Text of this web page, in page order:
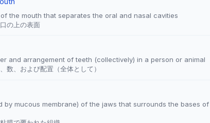
the mouth that separates the oral and nasal cavities
の上の表面
and arrangement of teeth (collectively) in a person or animal
数、および配置（全体として）
by mucous membrane) of the jaws that surrounds the bases of